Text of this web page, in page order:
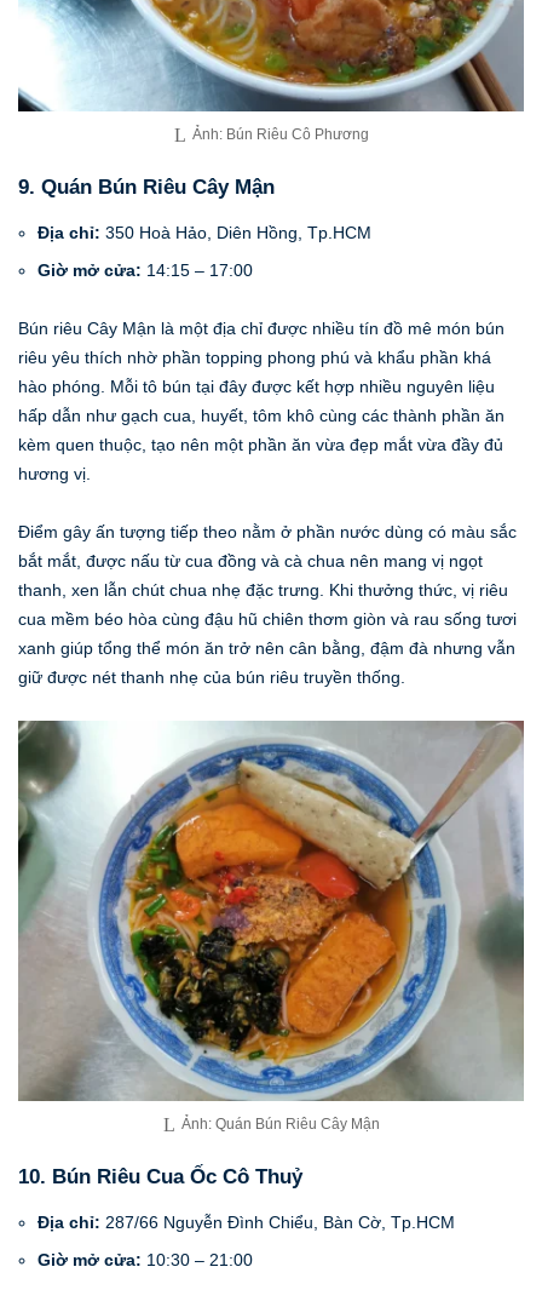
Ảnh: Bún Riêu Cô Phương
9. Quán Bún Riêu Cây Mận
Địa chỉ: 350 Hoà Hảo, Diên Hồng, Tp.HCM
Giờ mở cửa: 14:15 – 17:00
Bún riêu Cây Mận là một địa chỉ được nhiều tín đồ mê món bún
riêu yêu thích nhờ phần topping phong phú và khẩu phần khá
hào phóng. Mỗi tô bún tại đây được kết hợp nhiều nguyên liệu
hấp dẫn như gạch cua, huyết, tôm khô cùng các thành phần ăn
kèm quen thuộc, tạo nên một phần ăn vừa đẹp mắt vừa đầy đủ
hương vị.
Điểm gây ấn tượng tiếp theo nằm ở phần nước dùng có màu sắc
bắt mắt, được nấu từ cua đồng và cà chua nên mang vị ngọt
thanh, xen lẫn chút chua nhẹ đặc trưng. Khi thưởng thức, vị riêu
cua mềm béo hòa cùng đậu hũ chiên thơm giòn và rau sống tươi
xanh giúp tổng thể món ăn trở nên cân bằng, đậm đà nhưng vẫn
giữ được nét thanh nhẹ của bún riêu truyền thống.
Ảnh: Quán Bún Riêu Cây Mận
10. Bún Riêu Cua Ốc Cô Thuỷ
Địa chỉ: 287/66 Nguyễn Đình Chiểu, Bàn Cờ, Tp.HCM
Giờ mở cửa: 10:30 – 21:00